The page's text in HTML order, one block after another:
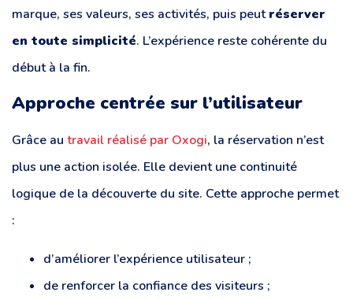
marque, ses valeurs, ses activités, puis peutréserver
en toute simplicité. L’expérience reste cohérente du
début à la fin.
Approche centrée sur l’utilisateur
Grâce au travail réalisé par Oxogi, la réservation n’est
plus une action isolée. Elle devient une continuité
logique de la découverte du site. Cette approche permet
:
d’améliorer l’expérience utilisateur ;
de renforcer la confiance des visiteurs ;